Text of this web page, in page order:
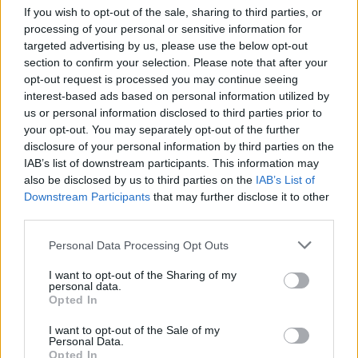
If you wish to opt-out of the sale, sharing to third parties, or
processing of your personal or sensitive information for
targeted advertising by us, please use the below opt-out
section to confirm your selection. Please note that after your
opt-out request is processed you may continue seeing
interest-based ads based on personal information utilized by
us or personal information disclosed to third parties prior to
your opt-out. You may separately opt-out of the further
disclosure of your personal information by third parties on the
IAB’s list of downstream participants. This information may
also be disclosed by us to third parties on the IAB’s List of
Downstream Participants that may further disclose it to other
Please note that this website/app uses one or more Google
not limited to your visit or usage behaviour. You may click to
grant or deny consent to Google and its third-party tags to
use your data for below specified purposes in below Google
consent section.
Personal Data Processing Opt Outs
I want to opt-out of the Sharing of my
personal data.
Opted In
I want to opt-out of the Sale of my
Personal Data.
Opted In
Η υποβολή φορολογικών δηλώσεων,
Η καταβολή ασφαλιστικών εισφορών,
Οι ηλεκτρονικές συναλλαγές με το Δημόσιο.
Η εισαγωγή των νέων ταυτοτήτων και του
Προσωπικού Αριθμού σηματοδοτεί
μετασχηματισμούτου κράτους και τη μετάβαση
σε ένα ασφαλές, ενιαίο σύστημα ταυτοποίησης για
όλους τους πολίτες.